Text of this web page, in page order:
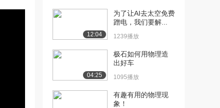
12:04
为了让AI去太空免费
蹭电，我们要解...
1239播放
04:25
极石如何用物理造
出好车
1095播放
有趣有用的物理现
象！